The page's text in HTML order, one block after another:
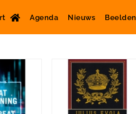
Agenda Nieuws Beelden